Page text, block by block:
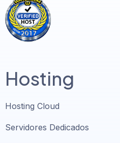
Hosting
Hosting Cloud
Servidores Dedicados